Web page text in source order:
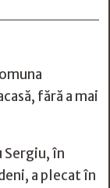
fără a mai
Sergiu, în
a plecat în